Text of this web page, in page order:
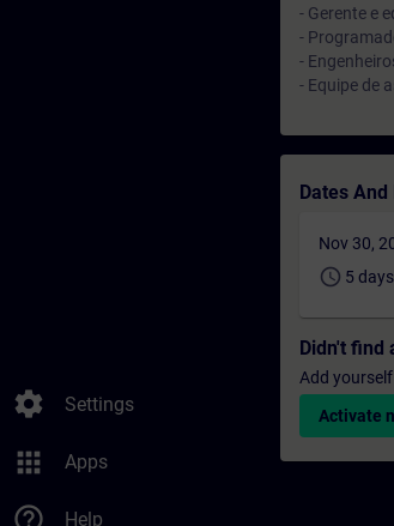
settings Settings
apps Apps
help_outline Help
- Gerente e
-
-
- Equipe de
Dates
Nov 30,
schedule 5 days
Didn't find
Add
Activate